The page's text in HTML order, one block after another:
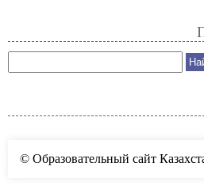
© Образовательный сайт